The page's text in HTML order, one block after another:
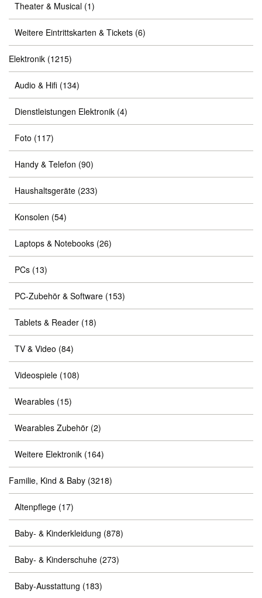
Theater & Musical (1)
Weitere Eintrittskarten & Tickets (6)
Elektronik (1215)
Audio & Hifi (134)
Dienstleistungen Elektronik (4)
Foto (117)
Handy & Telefon (90)
Haushaltsgeräte (233)
Konsolen (54)
Laptops & Notebooks (26)
PCs (13)
PC-Zubehör & Software (153)
Tablets & Reader (18)
TV & Video (84)
Videospiele (108)
Wearables (15)
Wearables Zubehör (2)
Weitere Elektronik (164)
Familie, Kind & Baby (3218)
Altenpflege (17)
Baby- & Kinderkleidung (878)
Baby- & Kinderschuhe (273)
Baby-Ausstattung (183)